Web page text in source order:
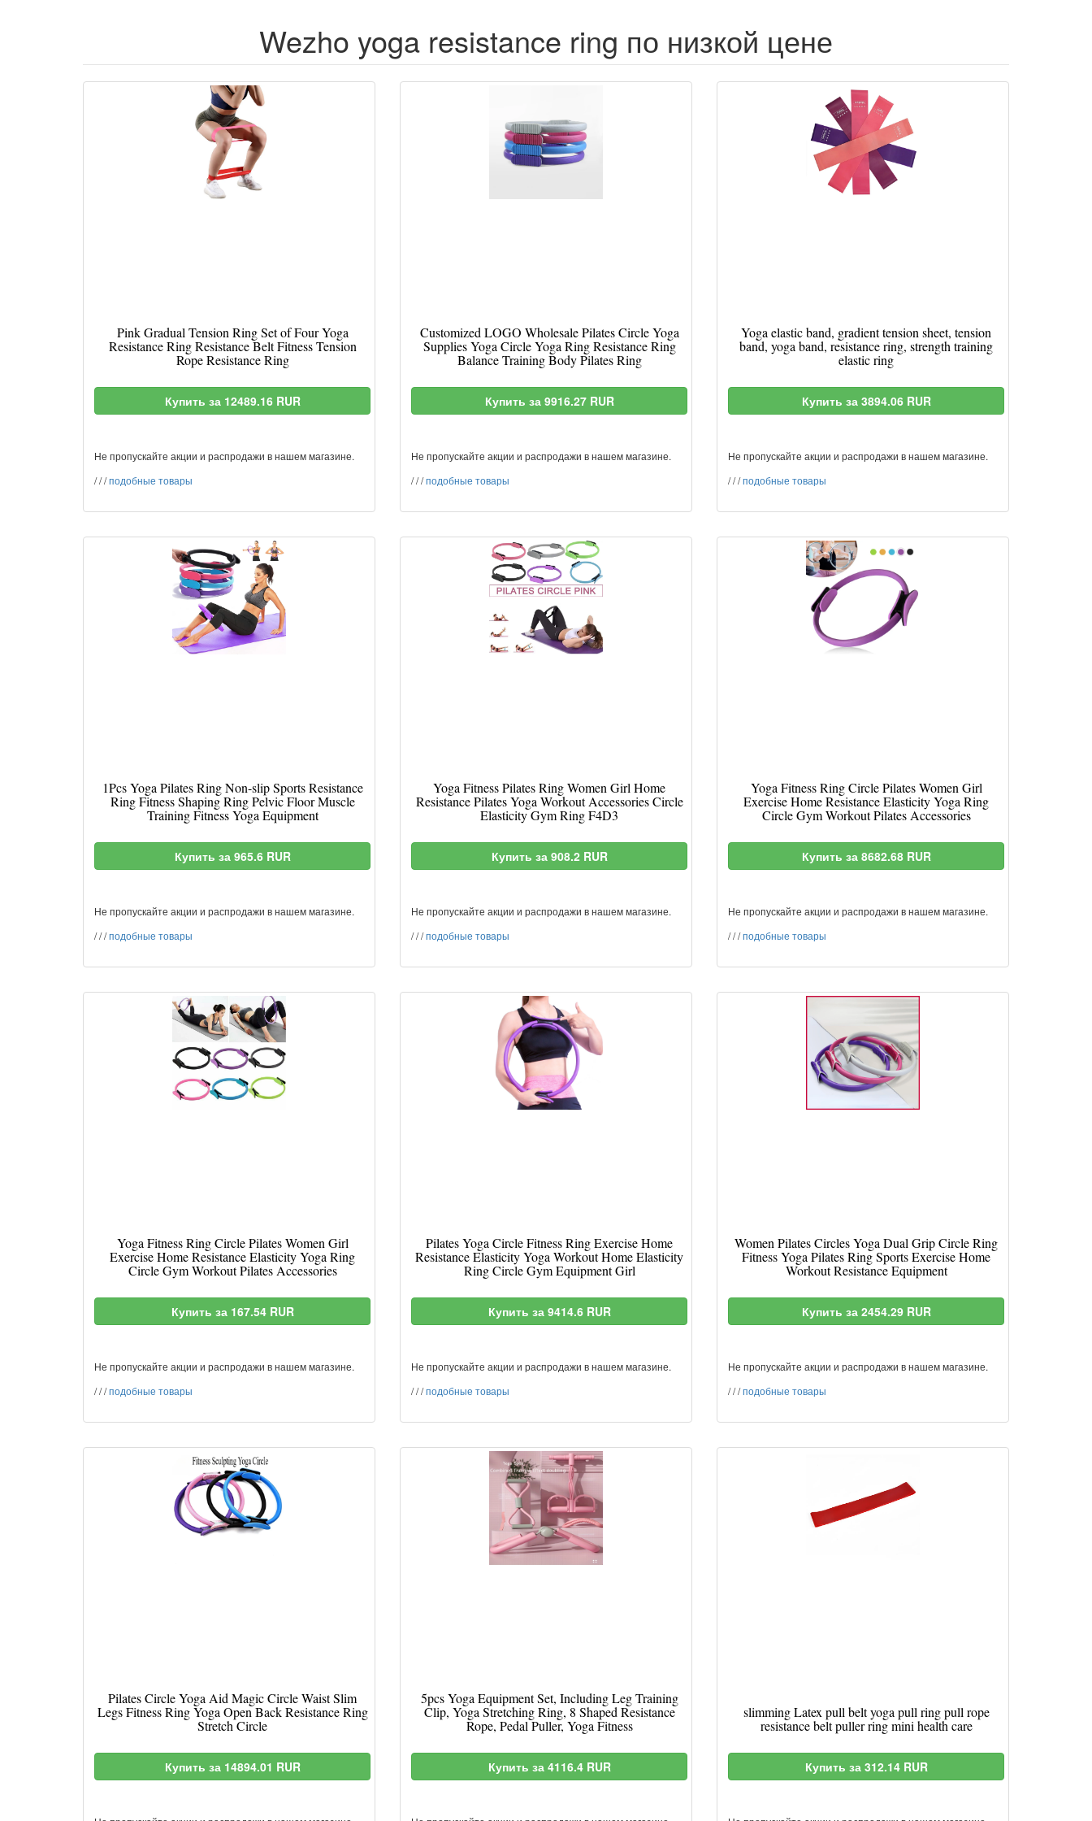
Wezho yoga resistance ring по низкой цене
Pink Gradual Tension Ring Set of Four Yoga
Resistance Ring Resistance Belt Fitness Tension
Rope Resistance Ring
Купить за 12489.16 RUR
Не пропускайте акции и распродажи в нашем магазине.
///подобные товары
Customized LOGO Wholesale Pilates Circle Yoga
Supplies Yoga Circle Yoga Ring Resistance Ring
Balance Training Body Pilates Ring
Купить за 9916.27 RUR
Не пропускайте акции и распродажи в нашем магазине.
///подобные товары
Yoga elastic band, gradient tension sheet, tension
band, yoga band, resistance ring, strength training
elastic ring
Купить за 3894.06 RUR
Не пропускайте акции и распродажи в нашем магазине.
///подобные товары
1Pcs Yoga Pilates Ring Non-slip Sports Resistance
Ring Fitness Shaping Ring Pelvic Floor Muscle
Training Fitness Yoga Equipment
Купить за 965.6 RUR
Не пропускайте акции и распродажи в нашем магазине.
///подобные товары
Yoga Fitness Pilates Ring Women Girl Home
Resistance Pilates Yoga Workout Accessories Circle
Elasticity Gym Ring F4D3
Купить за 908.2 RUR
Не пропускайте акции и распродажи в нашем магазине.
///подобные товары
Yoga Fitness Ring Circle Pilates Women Girl
Exercise Home Resistance Elasticity Yoga Ring
Circle Gym Workout Pilates Accessories
Купить за 8682.68 RUR
Не пропускайте акции и распродажи в нашем магазине.
///подобные товары
Yoga Fitness Ring Circle Pilates Women Girl
Exercise Home Resistance Elasticity Yoga Ring
Circle Gym Workout Pilates Accessories
Купить за 167.54 RUR
Не пропускайте акции и распродажи в нашем магазине.
///подобные товары
Pilates Yoga Circle Fitness Ring Exercise Home
Resistance Elasticity Yoga Workout Home Elasticity
Ring Circle Gym Equipment Girl
Купить за 9414.6 RUR
Не пропускайте акции и распродажи в нашем магазине.
///подобные товары
Women Pilates Circles Yoga Dual Grip Circle Ring
Fitness Yoga Pilates Ring Sports Exercise Home
Workout Resistance Equipment
Купить за 2454.29 RUR
Не пропускайте акции и распродажи в нашем магазине.
///подобные товары
Pilates Circle Yoga Aid Magic Circle Waist Slim
Legs Fitness Ring Yoga Open Back Resistance Ring
Stretch Circle
Купить за 14894.01 RUR
5pcs Yoga Equipment Set, Including Leg Training
Clip, Yoga Stretching Ring, 8 Shaped Resistance
Rope, Pedal Puller, Yoga Fitness
Купить за 4116.4 RUR
slimming Latex pull belt yoga pull ring pull rope
resistance belt puller ring mini health care
Купить за 312.14 RUR